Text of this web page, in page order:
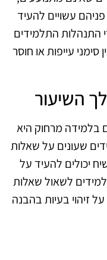
עשויים להעיד
התנהלות התלמידים
עייפות או חוסר
השיעור
בלמידה מרחוק היא
שעונים על שאלות
יכולים להעיד על
לשאול שאלות
זיהוי בעיות בהבנה